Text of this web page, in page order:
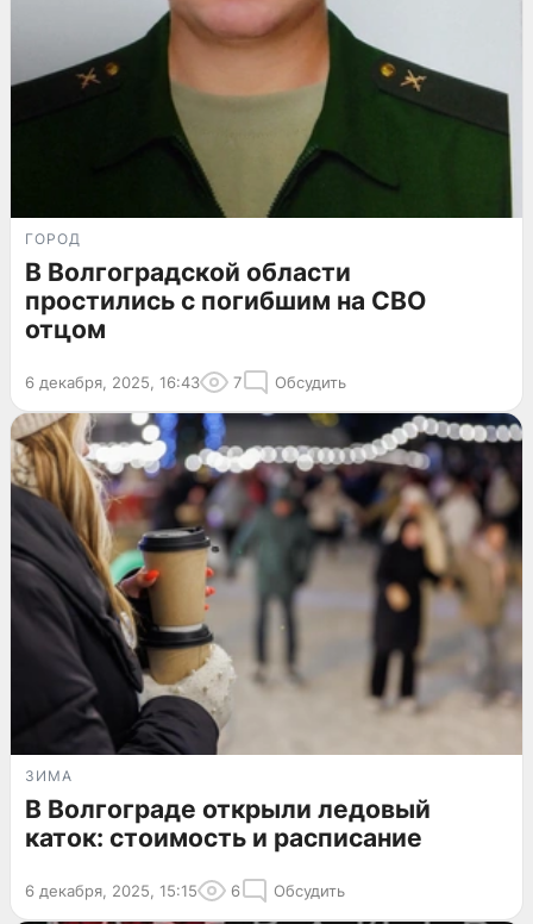
ГОРОД
В Волгоградской области
простились с погибшим на СВО
отцом
6 декабря, 2025, 16:43 7 Обсудить
ЗИМА
В Волгограде открыли ледовый
каток: стоимость и расписание
6 декабря, 2025, 15:15 6 Обсудить